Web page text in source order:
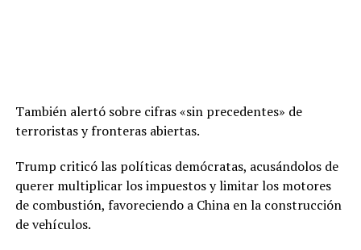
También alertó sobre cifras «sin precedentes» de
terroristas y fronteras abiertas.
Trump criticó las políticas demócratas, acusándolos de
querer multiplicar los impuestos y limitar los motores
de combustión, favoreciendo a China en la construcción
de vehículos.